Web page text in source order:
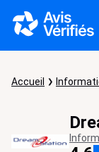
Accueil